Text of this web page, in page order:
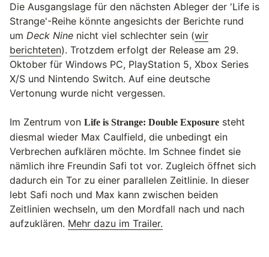
Die Ausgangslage für den nächsten Ableger der 'Life is
Strange'-Reihe könnte angesichts der Berichte rund
um Deck Nine nicht viel schlechter sein (wir
berichteten). Trotzdem erfolgt der Release am 29.
Oktober für Windows PC, PlayStation 5, Xbox Series
X/S und Nintendo Switch. Auf eine deutsche
Vertonung wurde nicht vergessen.
Im Zentrum von Life is Strange: Double Exposure steht
diesmal wieder Max Caulfield, die unbedingt ein
Verbrechen aufklären möchte. Im Schnee findet sie
nämlich ihre Freundin Safi tot vor. Zugleich öffnet sich
dadurch ein Tor zu einer parallelen Zeitlinie. In dieser
lebt Safi noch und Max kann zwischen beiden
Zeitlinien wechseln, um den Mordfall nach und nach
aufzuklären. Mehr dazu im Trailer.